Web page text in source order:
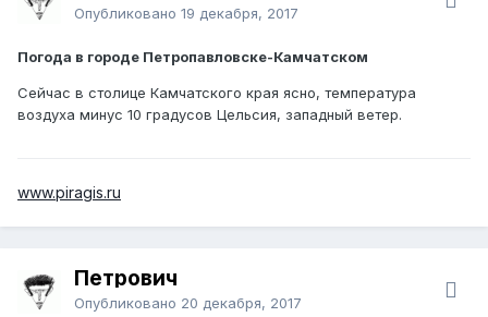
Опубликовано 19 декабря, 2017
Погода в городе Петропавловске-Камчатском
Сейчас в столице Камчатского края ясно, температура
воздуха минус 10 градусов Цельсия, западный ветер.
www.piragis.ru
Петрович
Опубликовано 20 декабря, 2017